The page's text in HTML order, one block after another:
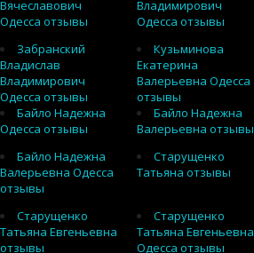
Вячеславович
Одесса отзывы
Владимирович
Одесса отзывы
Забранский
Владислав
Владимирович
Одесса отзывы
Кузьминова
Екатерина
Валерьевна Одесса
отзывы
Байло Надежна
Одесса отзывы
Байло Надежна
Валерьевна отзывы
Байло Надежна
Валерьевна Одесса
отзывы
Старущенко
Татьяна отзывы
Старущенко
Татьяна Евгеньевна
отзывы
Старущенко
Татьяна Евгеньевна
Одесса отзывы